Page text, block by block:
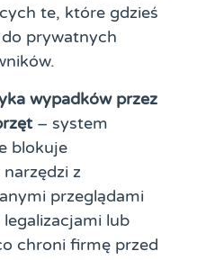
te, które gdzieś
do prywatnych
wypadków przez
– system
blokuje
z
przeglądami
lub
chroni firmę przed